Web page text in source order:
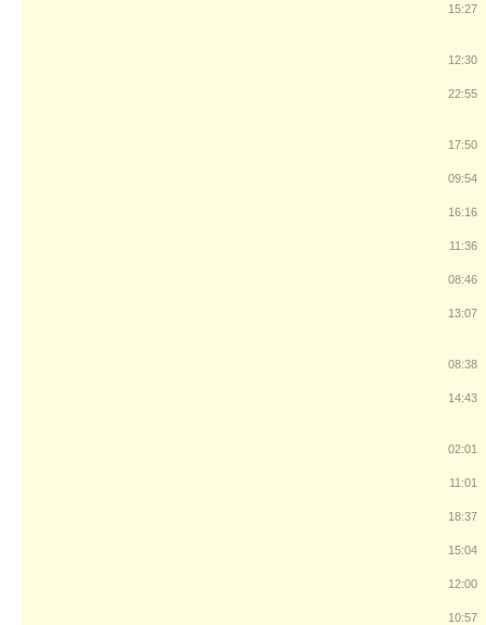
15:27
12:30
22:55
17:50
09:54
16:16
11:36
08:46
13:07
08:38
14:43
02:01
11:01
18:37
15:04
12:00
10:57